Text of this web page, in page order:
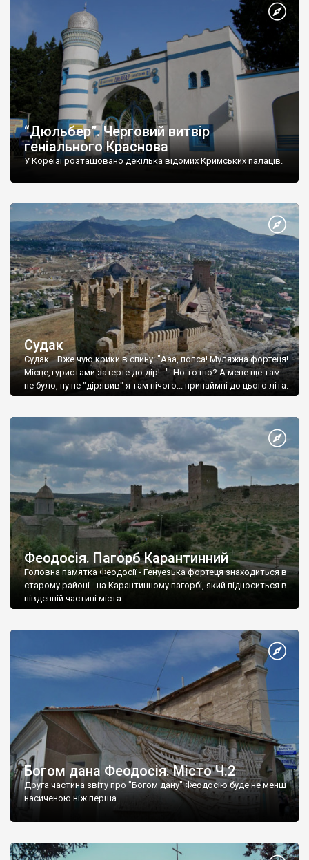
“Дюльбер”. Черговий витвір
геніального Краснова
У Кореїзі розташовано декілька відомих Кримських палаців.
Судак
Судак... Вже чую крики в спину: "Ааа, попса! Муляжна фортеця!
Місце,туристами затерте до дір!..." Но то шо? А мене ще там
не було, ну не "дірявив" я там нічого... принаймні до цього літа.
Феодосія. Пагорб Карантинний
Головна памятка Феодосії - Генуезька фортеця знаходиться в
старому районі - на Карантинному пагорбі, який підноситься в
південній частині міста.
Богом дана Феодосія. Місто Ч.2
Друга частина звіту про "Богом дану" Феодосію буде не менш
насиченою ніж перша.